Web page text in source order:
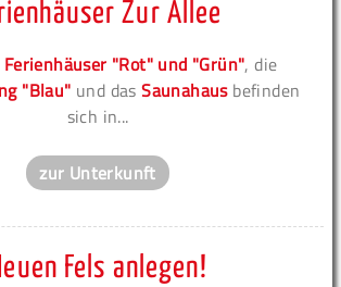
Zur Allee
Ferienhäuser "Rot" und "Grün", die
"Blau" und dasSaunahausbefinden
sich in...
zur Unterkunft
Fels anlegen!